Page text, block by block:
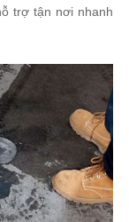
trợ tận nơi nhanh